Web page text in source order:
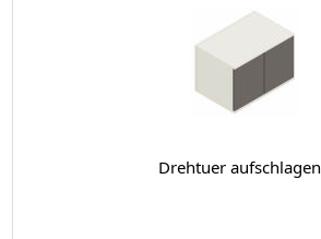
Drehtuer